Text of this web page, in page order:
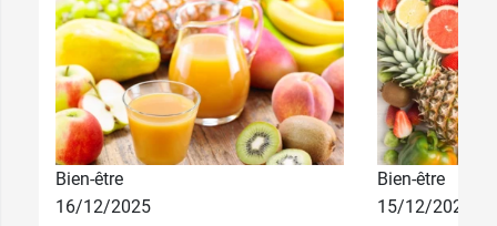
Bien-être
16/12/2025
Bien-être
15/12/2025